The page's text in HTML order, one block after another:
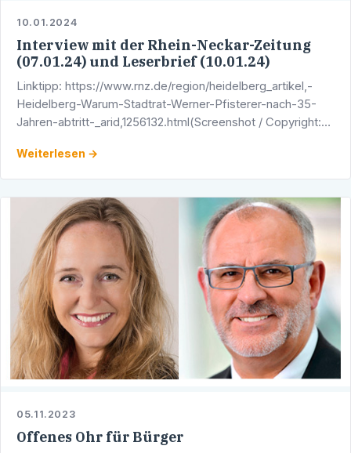
10.01.2024
Interview mit der Rhein-Neckar-Zeitung
(07.01.24) und Leserbrief (10.01.24)
Linktipp: https://www.rnz.de/region/heidelberg_artikel,-
Heidelberg-Warum-Stadtrat-Werner-Pfisterer-nach-35-
Jahren-abtritt-_arid,1256132.html(Screenshot / Copyright:
Weiterlesen →
05.11.2023
Offenes Ohr für Bürger